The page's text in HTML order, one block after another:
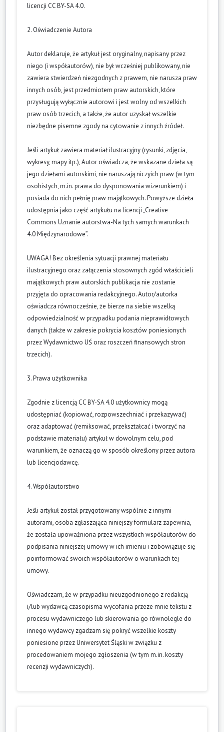
licencji CC BY-SA 4.0.
2. Oświadczenie Autora
Autor deklaruje, że artykuł jest oryginalny, napisany przez
niego (i współautorów), nie był wcześniej publikowany, nie
zawiera stwierdzeń niezgodnych z prawem, nie narusza praw
innych osób, jest przedmiotem praw autorskich, które
przysługują wyłącznie autorowi i jest wolny od wszelkich
praw osób trzecich, a także, że autor uzyskał wszelkie
niezbędne pisemne zgody na cytowanie z innych źródeł.
Jeśli artykuł zawiera materiał ilustracyjny (rysunki, zdjęcia,
wykresy, mapy itp.), Autor oświadcza, że wskazane dzieła są
jego dziełami autorskimi, nie naruszają niczyich praw (w tym
osobistych, m.in. prawa do dysponowania wizerunkiem) i
posiada do nich pełnię praw majątkowych. Powyższe dzieła
udostępnia jako część artykułu na licencji „Creative
Commons Uznanie autorstwa-Na tych samych warunkach
4.0 Międzynarodowe”.
UWAGA! Bez określenia sytuacji prawnej materiału
ilustracyjnego oraz załączenia stosownych zgód właścicieli
majątkowych praw autorskich publikacja nie zostanie
przyjęta do opracowania redakcyjnego. Autor/autorka
oświadcza równocześnie, że bierze na siebie wszelką
odpowiedzialność w przypadku podania nieprawidłowych
danych (także w zakresie pokrycia kosztów poniesionych
przez Wydawnictwo UŚ oraz roszczeń finansowych stron
trzecich).
3. Prawa użytkownika
Zgodnie z licencją CC BY-SA 4.0 użytkownicy mogą
udostępniać (kopiować, rozpowszechniać i przekazywać)
oraz adaptować (remiksować, przekształcać i tworzyć na
podstawie materiału) artykuł w dowolnym celu, pod
warunkiem, że oznaczą go w sposób określony przez autora
lub licencjodawcę.
4. Współautorstwo
Jeśli artykuł został przygotowany wspólnie z innymi
autorami, osoba zgłaszająca niniejszy formularz zapewnia,
że została upoważniona przez wszystkich współautorów do
podpisania niniejszej umowy w ich imieniu i zobowiązuje się
poinformować swoich współautorów o warunkach tej
umowy.
Oświadczam, że w przypadku nieuzgodnionego z redakcją
i/lub wydawcą czasopisma wycofania przeze mnie tekstu z
procesu wydawniczego lub skierowania go równolegle do
innego wydawcy zgadzam się pokryć wszelkie koszty
poniesione przez Uniwersytet Śląski w związku z
procedowaniem mojego zgłoszenia (w tym m.in. koszty
recenzji wydawniczych).